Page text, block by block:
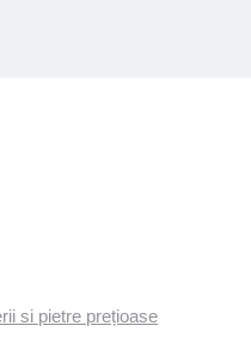
si pietre prețioase